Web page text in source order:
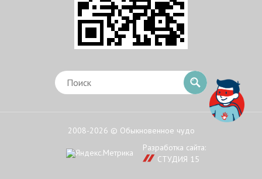
2008-2026 © Обыкновенное чудо
Разработка сайта:
СТУДИЯ 15